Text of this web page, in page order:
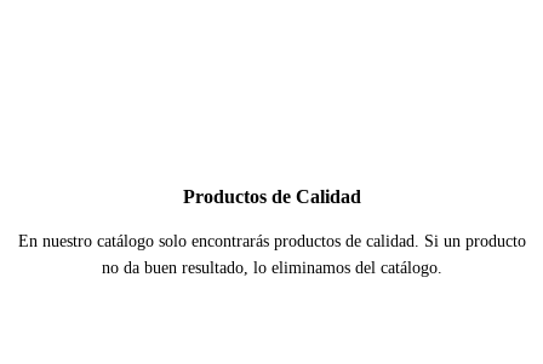
Productos de Calidad
En nuestro catálogo solo encontrarás productos de calidad. Si un producto
no da buen resultado, lo eliminamos del catálogo.